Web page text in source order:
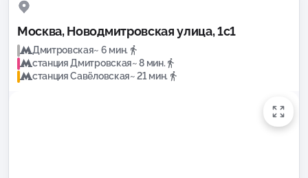
Москва, Новодмитровская улица, 1с1
Дмитровская~ 6 мин.
станция Дмитровская~ 8 мин.
станция Савёловская~ 21 мин.